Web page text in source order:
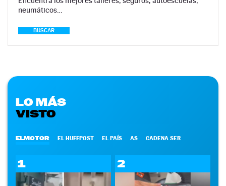
neumáticos…
BUSCAR
LO MÁS
VISTO
ELMOTOR EL HUFFPOST EL PAÍS AS CADENA SER
1 2